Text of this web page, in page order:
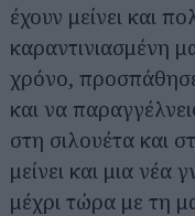
έχουν μείνει και
καραντινιασμένη
χρόνο, προσπάθησε
και να
στη σιλουέτα και
μείνει και μια νέα
μέχρι τώρα με τη